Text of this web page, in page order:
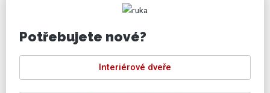
Potřebujete nové?
Interiérové dveře